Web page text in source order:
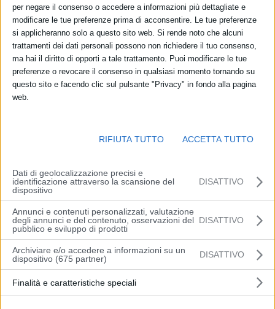
per negare il consenso o accedere a informazioni più dettagliate e
modificare le tue preferenze prima di acconsentire. Le tue preferenze
si applicheranno solo a questo sito web. Si rende noto che alcuni
trattamenti dei dati personali possono non richiedere il tuo consenso,
ma hai il diritto di opporti a tale trattamento. Puoi modificare le tue
preferenze o revocare il consenso in qualsiasi momento tornando su
questo sito e facendo clic sul pulsante "Privacy" in fondo alla pagina
web.
RIFIUTA TUTTO ACCETTA TUTTO
Dati di geolocalizzazione precisi e
identificazione attraverso la scansione del
dispositivo
DISATTIVO
Annunci e contenuti personalizzati, valutazione
degli annunci e del contenuto, osservazioni del
pubblico e sviluppo di prodotti
DISATTIVO
Archiviare e/o accedere a informazioni su un
dispositivo (675 partner)
DISATTIVO
Finalità e caratteristiche speciali
Casa Moderna 2023.